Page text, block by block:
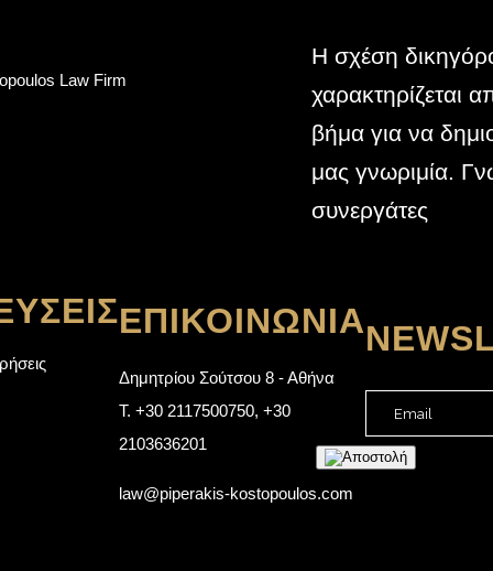
Η σχέση
χαρακτηρίζεται
βήμα για να
μας γνωριμία.
συνεργάτες
ΕΠΙΚΟΙΝΩΝΊΑ
Δημητρίου Σούτσου 8 - Αθήνα
T. +30 2117500750, +30
2103636201
law@piperakis-kostopoulos.com